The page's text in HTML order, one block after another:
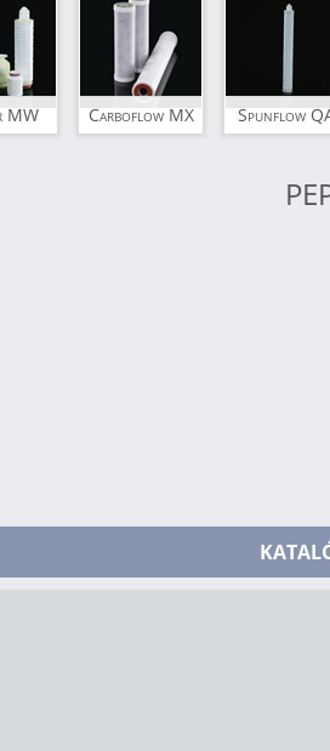
MW Carboflow MX Spunflow